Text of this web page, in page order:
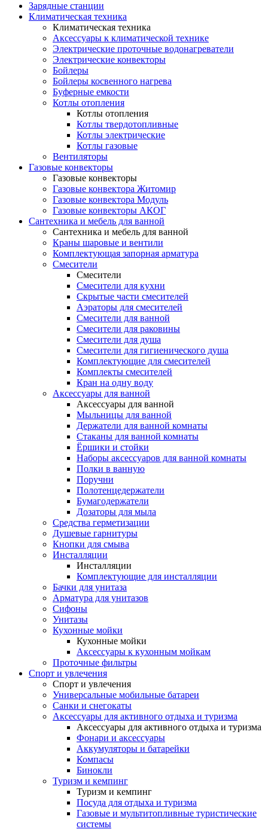
Зарядные станции
Климатическая техника
Климатическая техника
Аксессуары к климатической технике
Электрические проточные водонагреватели
Электрические конвекторы
Бойлеры
Бойлеры косвенного нагрева
Буферные емкости
Котлы отопления
Котлы отопления
Котлы твердотопливные
Котлы электрические
Котлы газовые
Вентиляторы
Газовые конвекторы
Газовые конвекторы
Газовые конвектора Житомир
Газовые конвектора Модуль
Газовые конвекторы АКОГ
Сантехника и мебель для ванной
Сантехника и мебель для ванной
Краны шаровые и вентили
Комплектующая запорная арматура
Смесители
Смесители
Смесители для кухни
Скрытые части смесителей
Аэраторы для смесителей
Смесители для ванной
Смесители для раковины
Смесители для душа
Смесители для гигиенического душа
Комплектующие для смесителей
Комплекты смесителей
Кран на одну воду
Аксессуары для ванной
Аксессуары для ванной
Мыльницы для ванной
Держатели для ванной комнаты
Стаканы для ванной комнаты
Ёршики и стойки
Наборы аксессуаров для ванной комнаты
Полки в ванную
Поручни
Полотенцедержатели
Бумагодержатели
Дозаторы для мыла
Средства герметизации
Душевые гарнитуры
Кнопки для смыва
Инсталляции
Инсталляции
Комплектующие для инсталляции
Бачки для унитаза
Арматура для унитазов
Сифоны
Унитазы
Кухонные мойки
Кухонные мойки
Аксессуары к кухонным мойкам
Проточные фильтры
Спорт и увлечения
Спорт и увлечения
Универсальные мобильные батареи
Санки и снегокаты
Аксессуары для активного отдыха и туризма
Аксессуары для активного отдыха и туризма
Фонари и аксессуары
Аккумуляторы и батарейки
Компасы
Бинокли
Туризм и кемпинг
Туризм и кемпинг
Посуда для отдыха и туризма
Газовые и мультитопливные туристические
системы